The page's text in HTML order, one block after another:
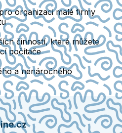
organizaci malé firmy
činností, které můžete
počítače
a nenáročného